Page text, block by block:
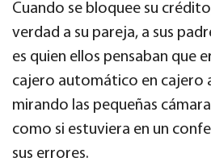
Cuando se bloquee su
verdad a su pareja, a sus
es quien ellos pensaban que
cajero automático en cajero
mirando las pequeñas
como si estuviera en un
sus errores.